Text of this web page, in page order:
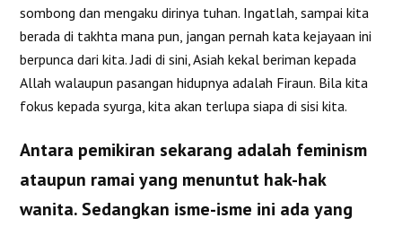
sombong dan mengaku dirinya tuhan. Ingatlah, sampai kita
berada di takhta mana pun, jangan pernah kata kejayaan ini
berpunca dari kita. Jadi di sini, Asiah kekal beriman kepada
Allah walaupun pasangan hidupnya adalah Firaun. Bila kita
fokus kepada syurga, kita akan terlupa siapa di sisi kita.
Antara pemikiran sekarang adalah feminism
ataupun ramai yang menuntut hak-hak
wanita. Sedangkan isme-isme ini ada yang